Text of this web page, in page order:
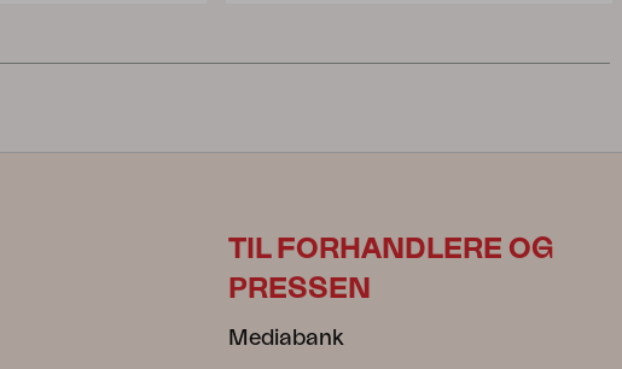
TIL FORHANDLERE OG
PRESSEN
Mediabank